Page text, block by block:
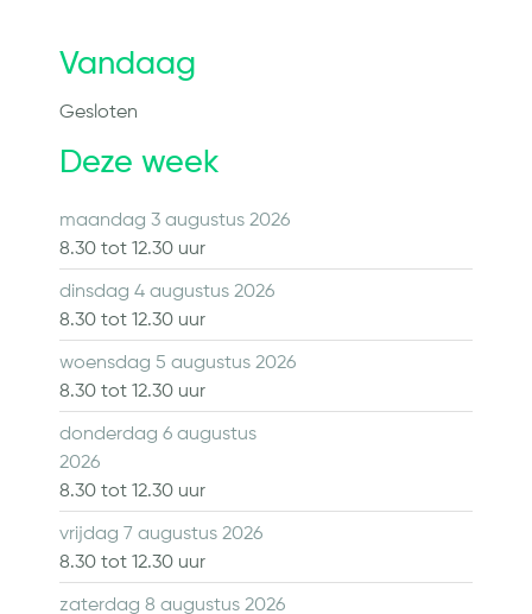
Vandaag
Gesloten
Deze week
maandag 3 augustus 2026
8.30 tot 12.30 uur
dinsdag 4 augustus 2026
8.30 tot 12.30 uur
woensdag 5 augustus 2026
8.30 tot 12.30 uur
donderdag 6 augustus
2026
8.30 tot 12.30 uur
vrijdag 7 augustus 2026
8.30 tot 12.30 uur
zaterdag 8 augustus 2026